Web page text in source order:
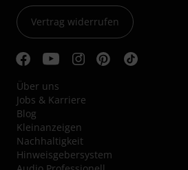
Vertrag widerrufen
Über uns
Jobs & Karriere
Blog
Kleinanzeigen
Nachhaltigkeit
Hinweisgebersystem